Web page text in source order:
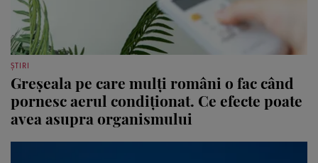
Greșeala pe care mulți români o fac când
pornesc aerul condiționat. Ce efecte poate
avea asupra organismului